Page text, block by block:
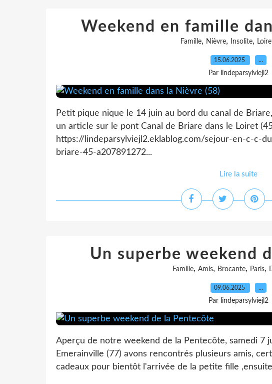
Weekend en famille
Famille, Nièvre, Insolite,
15.06.2025 …
Par lindeparsylviejl2
Petit pique nique le 14 juin au bord du canal de
un article sur le pont Canal de Briare dans le Loiret
https://lindeparsylviejl2.eklablog.com/sejour-en-c-c-
briare-45-a207891272...
Lire la suite
Un superbe weekend
Famille, Amis, Brocante, Paris,
09.06.2025 …
Par lindeparsylviejl2
Aperçu de notre weekend de la Pentecôte, samedi 7
Emerainville (77) avons rencontrés plusieurs amis,
cadeaux pour bientôt l'arrivée de la petite fille